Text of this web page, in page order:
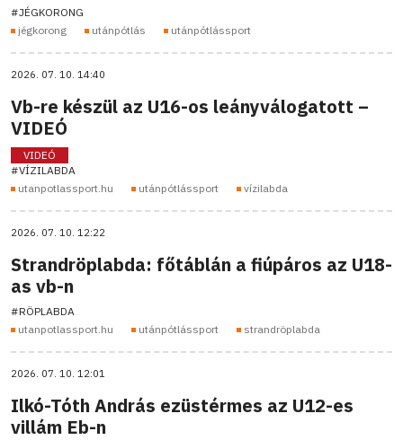
#JÉGKORONG
jégkorong
utánpótlás utánpótlássport
2026. 07. 10. 14:40
Vb-re készül az U16-os leányválogatott –
VIDEÓ
VIDEÓ
#VÍZILABDA
utanpotlassport.hu
utánpótlássport vízilabda
2026. 07. 10. 12:22
Strandröplabda: főtáblán a fiúpáros az U18-
as vb-n
#RÖPLABDA
utanpotlassport.hu
utánpótlássport strandröplabda
2026. 07. 10. 12:01
Ilkó-Tóth András ezüstérmes az U12-es
villám Eb-n